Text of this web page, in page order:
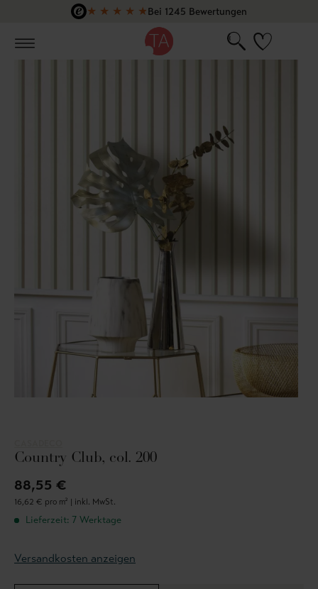
Zum Hauptinhalt springen
★ ★ ★ ★ ★Bei 1245 Bewertungen
Country Club, col. 200
88,55 €
16,62 € pro m² | inkl. MwSt.
Lieferzeit: 7 Werktage
Versandkosten anzeigen